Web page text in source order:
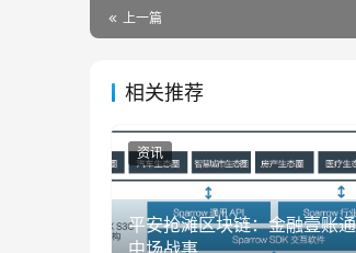
上一篇
相关推荐
平安抢滩区块链：金融壹账
中场战事
资讯